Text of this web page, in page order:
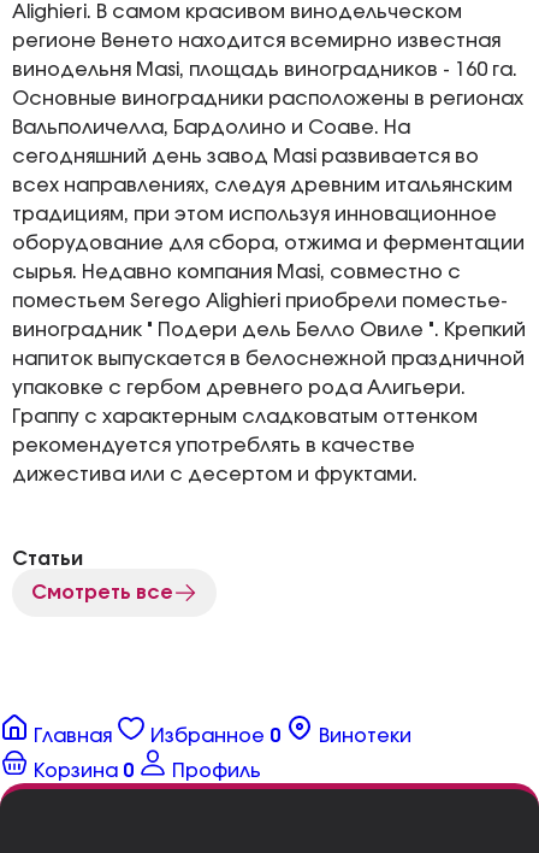
Alighieri. В самом красивом винодельческом
регионе Венето находится всемирно известная
винодельня Masi, площадь виноградников - 160 га.
Основные виноградники расположены в регионах
Вальполичелла, Бардолино и Соаве. На
сегодняшний день завод Masi развивается во
всех направлениях, следуя древним итальянским
традициям, при этом используя инновационное
оборудование для сбора, отжима и ферментации
сырья. Недавно компания Masi, совместно с
поместьем Serego Alighieri приобрели поместье-
виноградник " Подери дель Белло Овиле ". Крепкий
напиток выпускается в белоснежной праздничной
упаковке с гербом древнего рода Алигьери.
Граппу с характерным сладковатым оттенком
рекомендуется употреблять в качестве
дижестива или с десертом и фруктами.
Статьи
Смотреть все
Главная Избранное 0
Винотеки
Корзина 0 Профиль